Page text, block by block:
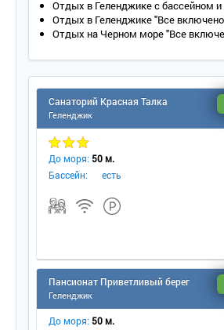
Отдых в Геленджике с бассейном
Отдых в Геленджике "Все
Отдых на Черном море "Все
Санаторий Красная Талка
Геленджик
До моря: 50 м.
Бассейн:
есть
Пансионат Приветливый берег
Геленджик
До моря: 50 м.